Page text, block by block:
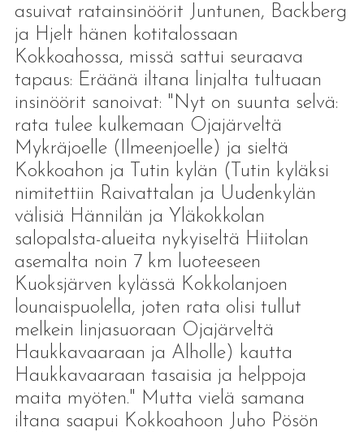
asuivat ratainsinöörit Juntunen, Backberg
ja Hjelt hänen kotitalossaan
Kokkoahossa, missä sattui seuraava
tapaus: Eräänä iltana linjalta tultuaan
insinöörit sanoivat: "Nyt on suunta selvä:
rata tulee kulkemaan Ojajärveltä
Mykräjoelle (Ilmeenjoelle) ja sieltä
Kokkoahon ja Tutin kylän (Tutin kyläksi
nimitettiin Raivattalan ja Uudenkylän
välisiä Hännilän ja Yläkokkolan
salopalsta-alueita nykyiseltä Hiitolan
asemalta noin 7 km luoteeseen
Kuoksjärven kylässä Kokkolanjoen
lounaispuolella, joten rata olisi tullut
melkein linjasuoraan Ojajärveltä
Haukkavaaraan ja Alholle) kautta
Haukkavaaraan tasaisia ja helppoja
maita myöten." Mutta vielä samana
iltana saapui Kokkoahoon Juho Pösön